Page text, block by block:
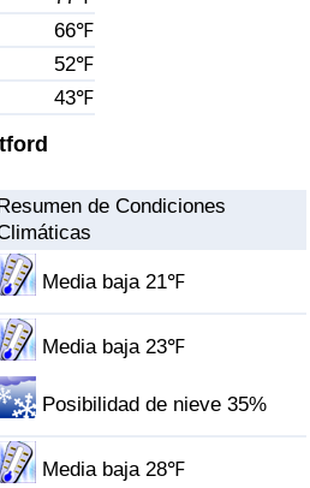
66℉
52℉
43℉
Resumen de Condiciones
Media baja 21℉
Media baja 23℉
Posibilidad de nieve 35%
Media baja 28℉
país
(Actual)